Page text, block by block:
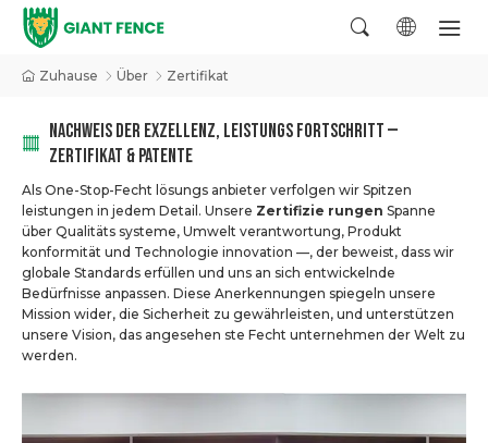
Zuhause Über Zertifikat
NACHWEIS DER EXZELLENZ, LEISTUNGS FORTSCHRITT —
ZERTIFIKAT & PATENTE
Als One-Stop-Fecht lösungs anbieter verfolgen wir Spitzen
leistungen in jedem Detail. Unsere Zertifizie rungen Spanne
über Qualitäts systeme, Umwelt verantwortung, Produkt
konformität und Technologie innovation —, der beweist, dass wir
globale Standards erfüllen und uns an sich entwickelnde
Bedürfnisse anpassen. Diese Anerkennungen spiegeln unsere
Mission wider, die Sicherheit zu gewährleisten, und unterstützen
unsere Vision, das angesehen ste Fecht unternehmen der Welt zu
werden.